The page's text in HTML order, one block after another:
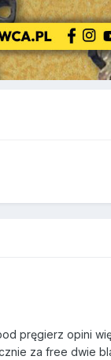
pręgierz opini
za free dwie